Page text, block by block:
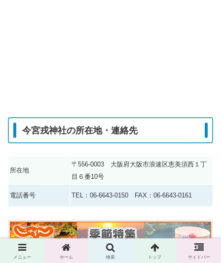
今宮戎神社の所在地・連絡先
所在地
〒556-0003 大阪府大阪市浪速区恵美須西１丁
目６番10号
電話番号 TEL：06-6643-0150 FAX：06-6643-0161
メニュー ホーム 検索 トップ サイドバー